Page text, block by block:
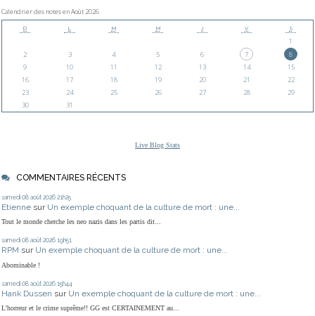
Calendrier des notes en Août 2026
D L M M J V S
1
2
3 4 5 6 7
8
9
10 11 12 13 14
15
16
17 18 19 20 21
22
23
24 25 26 27 28
29
30
31
Live Blog Stats
COMMENTAIRES RÉCENTS
samedi 08 août 2026 21h25
Etienne sur Un exemple choquant de la culture de mort : une...
Tout le monde cherche les neo nazis dans les partis dit...
samedi 08 août 2026 19h51
RPM sur Un exemple choquant de la culture de mort : une...
Abominable !
samedi 08 août 2026 15h44
Hank Dussen sur Un exemple choquant de la culture de mort : une...
L'horreur et le crime suprême!! GG est CERTAINEMENT au...